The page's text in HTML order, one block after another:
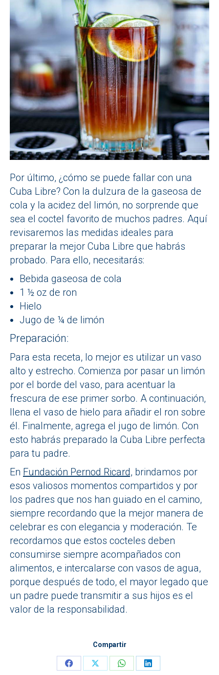
Por último, ¿cómo se puede fallar con una
Cuba Libre? Con la dulzura de la gaseosa de
cola y la acidez del limón, no sorprende que
sea el coctel favorito de muchos padres. Aquí
revisaremos las medidas ideales para
preparar la mejor Cuba Libre que habrás
probado. Para ello, necesitarás:
Bebida gaseosa de cola
1 ½ oz de ron
Hielo
Jugo de ¼ de limón
Preparación:
Para esta receta, lo mejor es utilizar un vaso
alto y estrecho. Comienza por pasar un limón
por el borde del vaso, para acentuar la
frescura de ese primer sorbo. A continuación,
llena el vaso de hielo para añadir el ron sobre
él. Finalmente, agrega el jugo de limón. Con
esto habrás preparado la Cuba Libre perfecta
para tu padre.
En Fundación Pernod Ricard, brindamos por
esos valiosos momentos compartidos y por
los padres que nos han guiado en el camino,
siempre recordando que la mejor manera de
celebrar es con elegancia y moderación. Te
recordamos que estos cocteles deben
consumirse siempre acompañados con
alimentos, e intercalarse con vasos de agua,
porque después de todo, el mayor legado que
un padre puede transmitir a sus hijos es el
valor de la responsabilidad.
Compartir
Share
Share
Share
Share